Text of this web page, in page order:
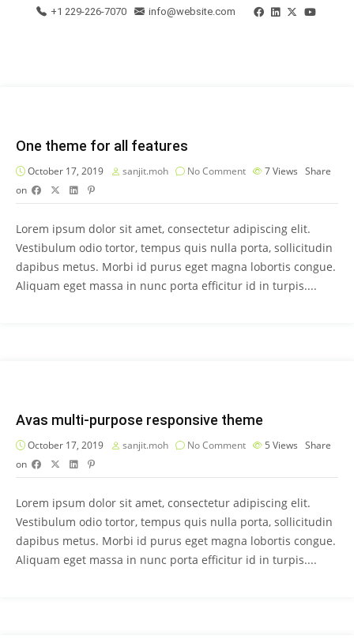
+1 229-226-7070 info@website.com
One theme for all features
October 17, 2019 sanjit.moh No Comment 7Views Share
on
Lorem ipsum dolor sit amet, consectetur adipiscing elit.
Vestibulum odio tortor, tempus quis nulla porta, sollicitudin
dapibus metus. Morbi id purus eget magna lobortis congue.
Aliquam eget massa in nunc porta efficitur id in turpis....
Avas multi-purpose responsive theme
October 17, 2019 sanjit.moh No Comment 5 Views Share
on
Lorem ipsum dolor sit amet, consectetur adipiscing elit.
Vestibulum odio tortor, tempus quis nulla porta, sollicitudin
dapibus metus. Morbi id purus eget magna lobortis congue.
Aliquam eget massa in nunc porta efficitur id in turpis....